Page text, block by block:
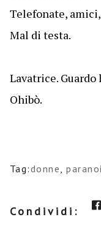
Telefonate,
Mal di testa.
Lavatrice. Guardo
Ohibò.
Tag:donne,
Condividi: